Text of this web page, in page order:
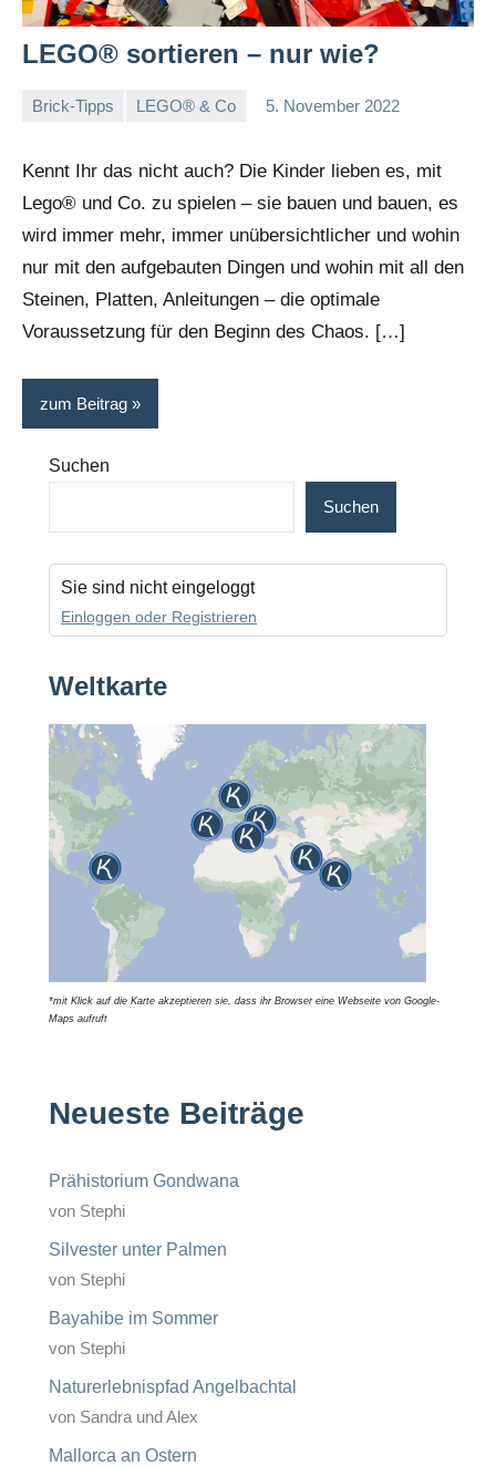
LEGO® sortieren – nur wie?
Brick-Tipps LEGO® & Co 5. November 2022
Kennt Ihr das nicht auch? Die Kinder lieben es, mit
Lego® und Co. zu spielen – sie bauen und bauen, es
wird immer mehr, immer unübersichtlicher und wohin
nur mit den aufgebauten Dingen und wohin mit all den
Steinen, Platten, Anleitungen – die optimale
Voraussetzung für den Beginn des Chaos. […]
zum Beitrag
Suchen
Suchen
Sie sind nicht eingeloggt
Einloggen oder Registrieren
Weltkarte
*mit Klick auf die Karte akzeptieren sie, dass ihr Browser eine Webseite von Google-
Maps aufruft
Neueste Beiträge
Prähistorium Gondwana
von Stephi
Silvester unter Palmen
von Stephi
Bayahibe im Sommer
von Stephi
Naturerlebnispfad Angelbachtal
von Sandra und Alex
Mallorca an Ostern